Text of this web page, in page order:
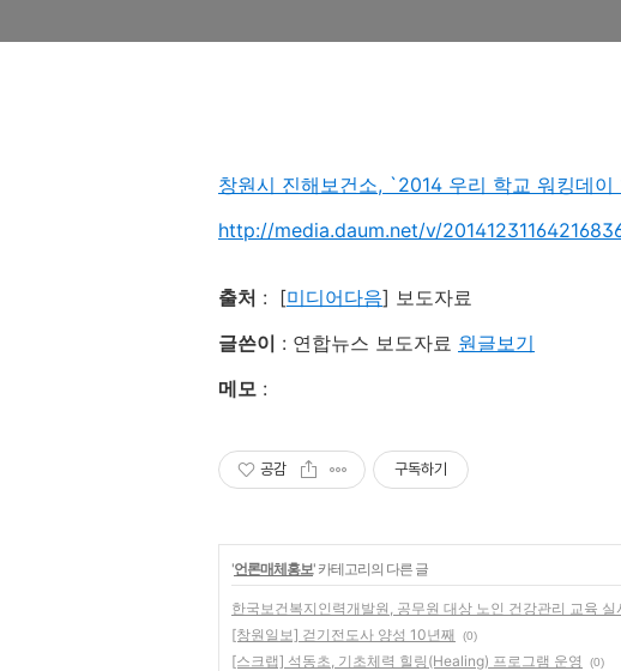
창원시 진해보건소, `2014 우리 학교 워킹데이
http://media.daum.net/v/
출처 : [미디어다음] 보도자료
글쓴이 : 연합뉴스 보도자료 원글보기
메모 :
공감 구독하기
'언론매체홍보' 카테고리의 다른 글
한국보건복지인력개발원, 공무원 대상 노인 건강관리 교육 실
[창원일보] 걷기전도사 양성 10년째 (0)
[스크랩] 석동초, 기초체력 힐링(Healing) 프로그램 운영 (0)